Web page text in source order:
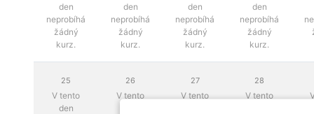
den
neprobíhá
žádný
kurz.
den
neprobíhá
žádný
kurz.
den
neprobíhá
žádný
kurz.
den
neprobíhá
žádný
kurz.
25
V tento
den
26
V tento
27
V tento
28
V tento